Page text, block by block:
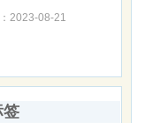
2023-08-21
签